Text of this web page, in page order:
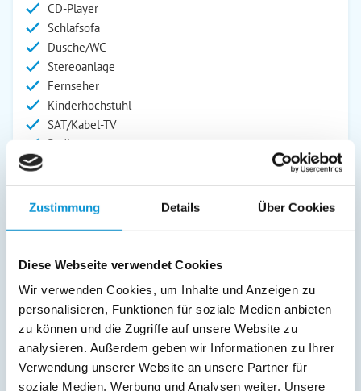
Zustimmung Details Über Cookies
Diese Webseite verwendet Cookies
Wir verwenden Cookies, um Inhalte und Anzeigen zu
personalisieren, Funktionen für soziale Medien anbieten
zu können und die Zugriffe auf unsere Website zu
analysieren. Außerdem geben wir Informationen zu Ihrer
Verwendung unserer Website an unsere Partner für
soziale Medien, Werbung und Analysen weiter. Unsere
CD-Player
Schlafsofa
Dusche/WC
Stereoanlage
Fernseher
Kinderhochstuhl
SAT/Kabel-TV
Radio
Garten/Liegewiese
Parkplatz
Terrasse
Abstellraum
Service:
Bettwäsche inkl.